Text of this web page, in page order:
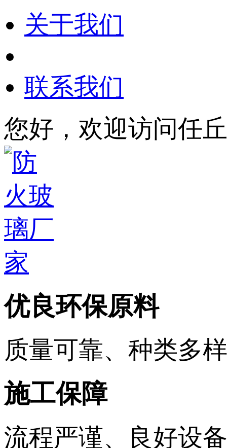
关于我们
联系我们
您好，欢迎访问任
优良环保原料
质量可靠、种类多样
施工保障
流程严谨、良好设备